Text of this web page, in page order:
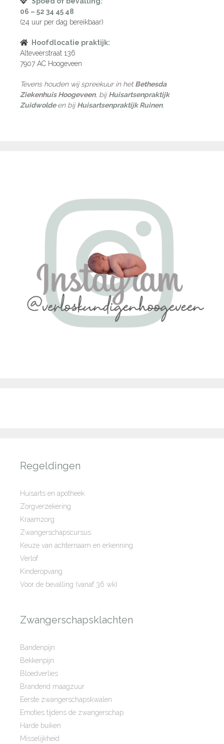
06 – 52 34 45 48
(24 uur per dag bereikbaar)
Hoofdlocatie praktijk:
Alteveerstraat 136
7907 AC Hoogeveen
Tevens houden wij spreekuur in hetBethesda
Ziekenhuis Hoogeveen, bijHuisartsenpraktijk
Zuidwolde en bijHuisartsenpraktijk Ruinen.
Regeldingen
Huisarts en apotheek
Zorgverzekering
Kraamzorg
Zwangerschapscursus
Keuze van achternaam en erkenning
Verlof
Kinderopvang
Voor de bevalling (vanaf 36 wk)
Zwangerschapsklachten
Bandenpijn
Bekkenpijn
Bloedverlies
Brandend maagzuur
Eerste zwangerschapskwalen
Emoties tijdens de zwangerschap
Harde buiken
Misselijkheid